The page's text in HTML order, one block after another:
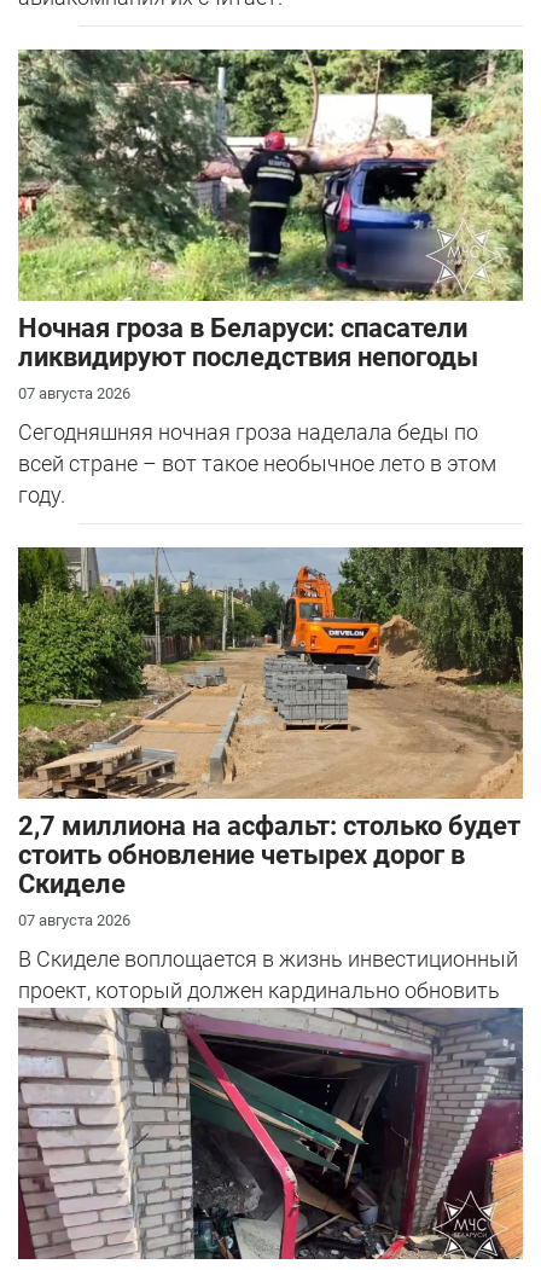
Ночная гроза в Беларуси: спасатели
ликвидируют последствия непогоды
07 августа 2026
Сегодняшняя ночная гроза наделала беды по
всей стране – вот такое необычное лето в этом
году.
2,7 миллиона на асфальт: столько будет
стоить обновление четырех дорог в
Скиделе
07 августа 2026
В Скиделе воплощается в жизнь инвестиционный
проект, который должен кардинально обновить
облик сразу четырех улиц: Богуш...